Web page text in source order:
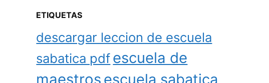
ETIQUETAS
descargar leccion de escuela
sabatica pdfescuela de
maestros escuela sabatica